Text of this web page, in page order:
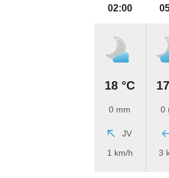
02:00
18 °C
0 mm
JV
1 km/h
0
3